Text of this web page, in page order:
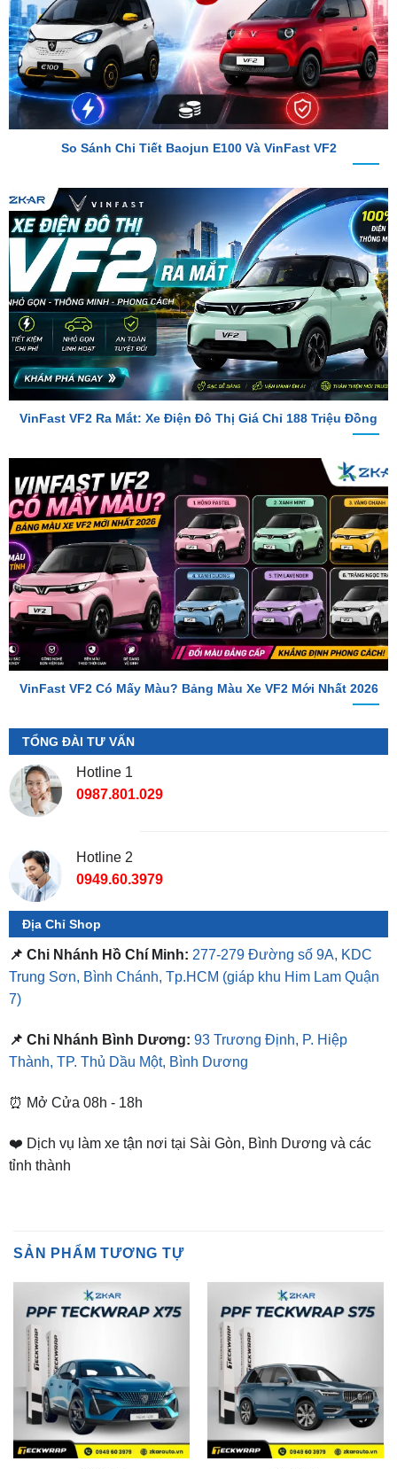
So Sánh Chi Tiết Baojun E100 Và VinFast VF2
VinFast VF2 Ra Mắt: Xe Điện Đô Thị Giá Chỉ 188 Triệu Đồng
VinFast VF2 Có Mấy Màu? Bảng Màu Xe VF2 Mới Nhất 2026
TỔNG ĐÀI TƯ VẤN
Hotline 1
0987.801.029
Địa Chỉ Shop
📌 Chi Nhánh Hồ Chí Minh: 277-279 Đường số 9A, KDC
Trung Sơn, Bình Chánh, Tp.HCM
7)
📌 Chi Nhánh Bình Dương:
⏰ Mở Cửa 08h - 18h
❤️ Dịch vụ làm xe tận nơi tại Sài Gòn, Bình Dương và các
PHIM PPF
Phim PPF Teckwrap X75
₫28,000,000
PHIM PPF
Phim PPF Teckwrap S75
₫45,000,000